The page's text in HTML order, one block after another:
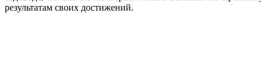
результатам своих достижений.